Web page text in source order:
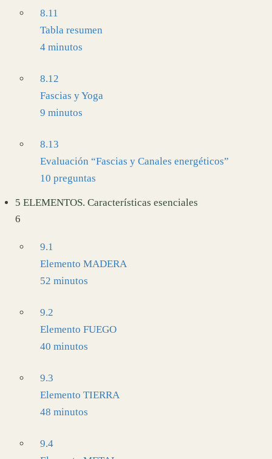
8.11
Tabla resumen
4 minutos
8.12
Fascias y Yoga
9 minutos
8.13
Evaluación “Fascias y Canales energéticos”
10 preguntas
5 ELEMENTOS. Características esenciales
6
9.1
Elemento MADERA
52 minutos
9.2
Elemento FUEGO
40 minutos
9.3
Elemento TIERRA
48 minutos
9.4